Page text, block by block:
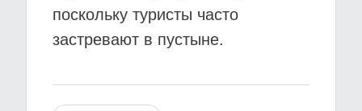
поскольку туристы часто
застревают в пустыне.